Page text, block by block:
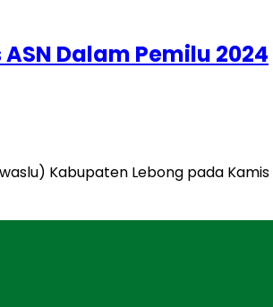
Dalam Pemilu 2024
Kabupaten Lebong pada